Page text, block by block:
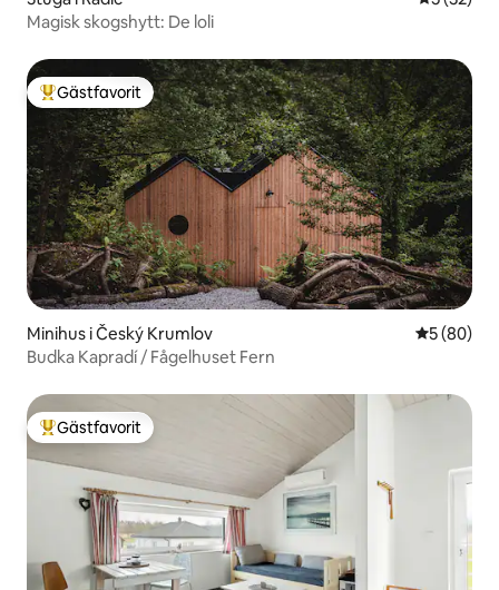
Magisk skogshytt: De loli
Populär gästfavorit
Gästfavorit
Minihus i Český Krumlov 5 av 5 i
5 (80)
Budka Kapradí / Fågelhuset Fern
Populär gästfavorit
Gästfavorit